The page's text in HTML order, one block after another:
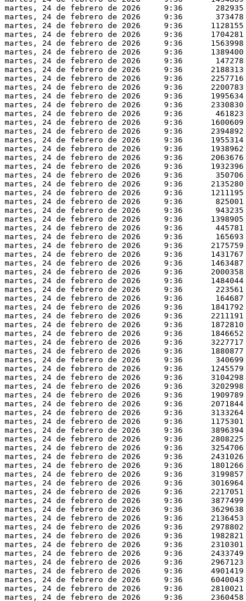
martes, 24 de febrero de 2026     9:36       282935
martes, 24 de febrero de 2026     9:36       373478
martes, 24 de febrero de 2026     9:36      1128155
martes, 24 de febrero de 2026     9:36      1704281
martes, 24 de febrero de 2026     9:36      1563998
martes, 24 de febrero de 2026     9:36      1389400
martes, 24 de febrero de 2026     9:36       147278
martes, 24 de febrero de 2026     9:36      2188313
martes, 24 de febrero de 2026     9:36      2257716
martes, 24 de febrero de 2026     9:36      2200783
martes, 24 de febrero de 2026     9:36      1995634
martes, 24 de febrero de 2026     9:36      2330830
martes, 24 de febrero de 2026     9:36       461823
martes, 24 de febrero de 2026     9:36      1600609
martes, 24 de febrero de 2026     9:36      2394892
martes, 24 de febrero de 2026     9:36      1955314
martes, 24 de febrero de 2026     9:36      1938962
martes, 24 de febrero de 2026     9:36      2063676
martes, 24 de febrero de 2026     9:36      1932396
martes, 24 de febrero de 2026     9:36       350706
martes, 24 de febrero de 2026     9:36      2135280
martes, 24 de febrero de 2026     9:36      1211195
martes, 24 de febrero de 2026     9:36       825001
martes, 24 de febrero de 2026     9:36       943235
martes, 24 de febrero de 2026     9:36      1398905
martes, 24 de febrero de 2026     9:36       445781
martes, 24 de febrero de 2026     9:36       165693
martes, 24 de febrero de 2026     9:36      2175759
martes, 24 de febrero de 2026     9:36      1431767
martes, 24 de febrero de 2026     9:36      1463487
martes, 24 de febrero de 2026     9:36      2000358
martes, 24 de febrero de 2026     9:36      1484044
martes, 24 de febrero de 2026     9:36       223561
martes, 24 de febrero de 2026     9:36       164687
martes, 24 de febrero de 2026     9:36      1841792
martes, 24 de febrero de 2026     9:36      2211191
martes, 24 de febrero de 2026     9:36      1872810
martes, 24 de febrero de 2026     9:36      1846652
martes, 24 de febrero de 2026     9:36      3227717
martes, 24 de febrero de 2026     9:36      1880877
martes, 24 de febrero de 2026     9:36       340699
martes, 24 de febrero de 2026     9:36      1245579
martes, 24 de febrero de 2026     9:36      3104298
martes, 24 de febrero de 2026     9:36      3202998
martes, 24 de febrero de 2026     9:36      1909789
martes, 24 de febrero de 2026     9:36      2071844
martes, 24 de febrero de 2026     9:36      3133264
martes, 24 de febrero de 2026     9:36      1175301
martes, 24 de febrero de 2026     9:36      3896394
martes, 24 de febrero de 2026     9:36      2808225
martes, 24 de febrero de 2026     9:36      3254706
martes, 24 de febrero de 2026     9:36      2431026
martes, 24 de febrero de 2026     9:36      1801266
martes, 24 de febrero de 2026     9:36      3199857
martes, 24 de febrero de 2026     9:36      3016964
martes, 24 de febrero de 2026     9:36      2217051
martes, 24 de febrero de 2026     9:36      3877499
martes, 24 de febrero de 2026     9:36      3629638
martes, 24 de febrero de 2026     9:36      2136453
martes, 24 de febrero de 2026     9:36      2978802
martes, 24 de febrero de 2026     9:36      1982821
martes, 24 de febrero de 2026     9:36      2310301
martes, 24 de febrero de 2026     9:36      2433749
martes, 24 de febrero de 2026     9:36      2967123
martes, 24 de febrero de 2026     9:36      4901419
martes, 24 de febrero de 2026     9:36      6040043
martes, 24 de febrero de 2026     9:36      2810021
martes, 24 de febrero de 2026     9:36      2360458